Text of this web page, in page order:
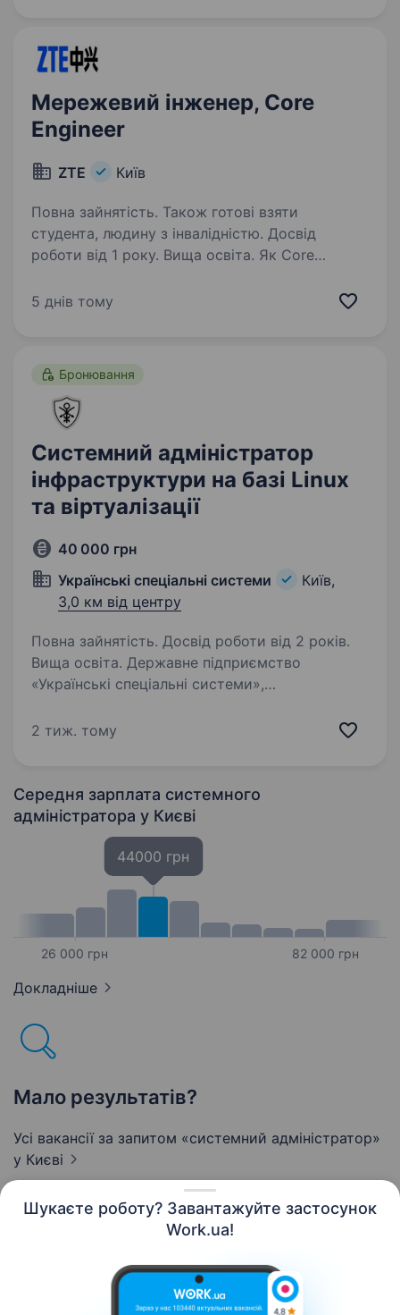
Шукаєте роботу? Завантажуйте застосунок
Work.ua!
Мережевий інженер, Core
Engineer
ZTE Київ
Повна зайнятість. Також готові взяти
студента, людину з інвалідністю. Досвід
роботи від 1 року. Вища освіта. Як Core
у нашій команді, працюючи з передовими
у тестуванні…
5 днів тому
Бронювання
Системний адміністратор
інфраструктури на базі Linux
та віртуалізації
40 000 грн
Українські спеціальні системи
Київ,
3,0 км від центру
Повна зайнятість. Досвід роботи від 2 років.
Вища освіта. Державне підприємство
«Українські спеціальні системи»,
кіберзахист і цифрову безпеку державних
2 тиж. тому
Середня зарплата системного
адміністратора у Києві
26 000 грн
44000 грн
82 000 грн
Докладніше
Мало результатів?
Усі вакансії за запитом «системний адміністратор»
у Києві